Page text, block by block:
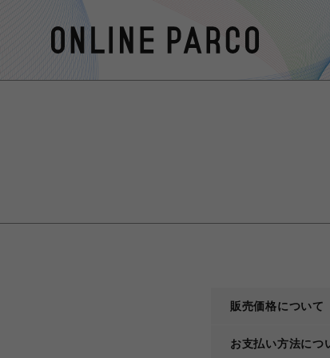
販売価格について
お支払い方法につ